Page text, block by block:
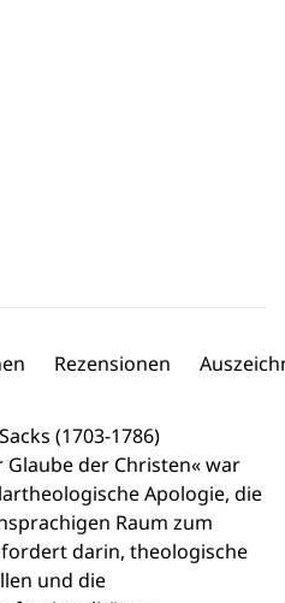
Rezensionen
(1703-1786)
der Christen« war
Apologie, die
Raum zum
darin, theologische
und die